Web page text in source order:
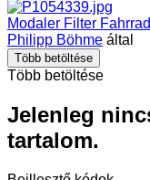
Modaler Filter
Philipp Böhme által
Több betöltése
Több betöltése
Jelenleg
tartalom.